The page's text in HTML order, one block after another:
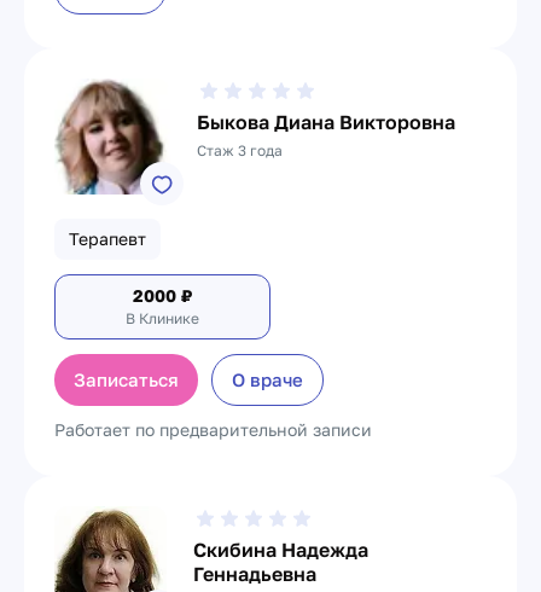
Быкова Диана Викторовна
Стаж 3 года
Терапевт
2000 ₽
В Клинике
Записаться О враче
Работает по предварительной записи
Скибина Надежда
Геннадьевна